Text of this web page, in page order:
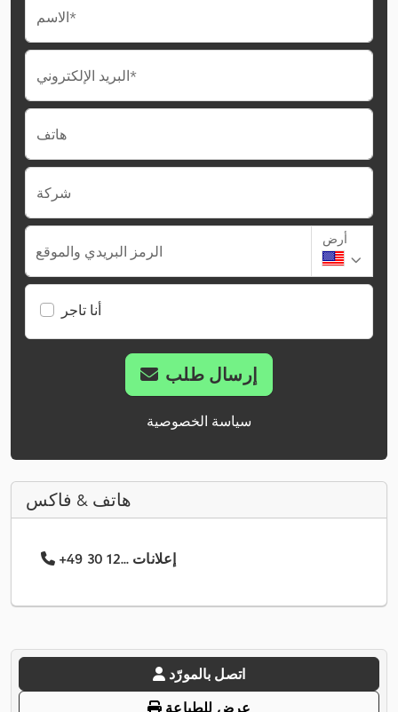
الاسم*
البريد الإلكتروني*
هاتف
شركة
الرمز البريدي والموقع
أرض
أنا تاجر
إرسال طلب
سياسة الخصوصية
هاتف & فاكس
+49 30 12... إعلانات
اتصل بالمورّد
عرض للطباعة